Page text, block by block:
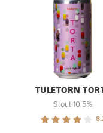
TULETORN
Stout 10,5%